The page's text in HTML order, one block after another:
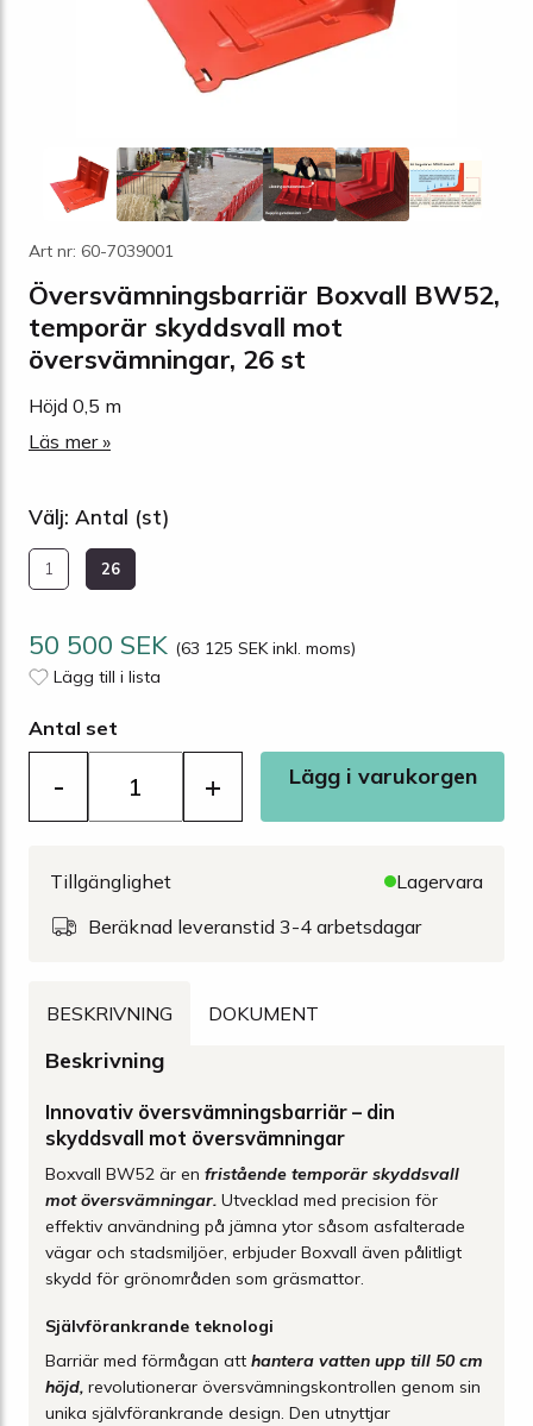
Art nr: 60-7039001
Översvämningsbarriär Boxvall BW52,
temporär skyddsvall mot
översvämningar, 26 st
Höjd 0,5 m
Läs mer »
Välj: Antal (st)
1 26
50 500 SEK (63 125 SEK inkl. moms)
Lägg till i lista
Antal set
- + Lägg i varukorgen
Tillgänglighet
Lagervara
Beräknad leveranstid 3-4 arbetsdagar
BESKRIVNING DOKUMENT
Beskrivning
Innovativ översvämningsbarriär – din
skyddsvall mot översvämningar
Boxvall BW52 är en fristående temporär skyddsvall
mot översvämningar. Utvecklad med precision för
effektiv användning på jämna ytor såsom asfalterade
vägar och stadsmiljöer, erbjuder Boxvall även pålitligt
skydd för grönområden som gräsmattor.
Självförankrande teknologi
Barriär med förmågan att hantera vatten upp till 50 cm
höjd, revolutionerar översvämningskontrollen genom sin
unika självförankrande design. Den utnyttjar